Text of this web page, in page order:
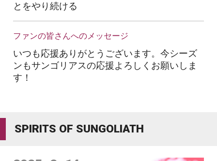
とをやり続ける
ファンの皆さんへのメッセージ
いつも応援ありがとうございます。今シーズ
ンもサンゴリアスの応援よろしくお願いしま
す！
SPIRITS OF SUNGOLIATH